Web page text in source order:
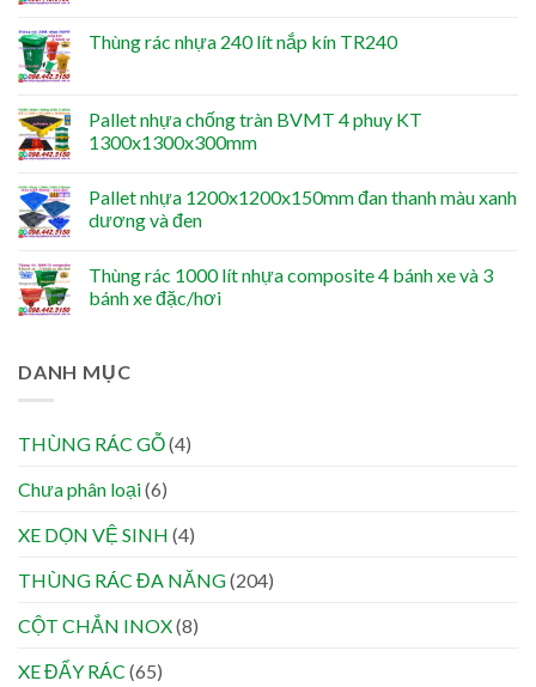
Thùng rác nhựa 240 lít nắp kín TR240
Pallet nhựa chống tràn BVMT 4 phuy KT
1300x1300x300mm
Pallet nhựa 1200x1200x150mm đan thanh màu xanh
dương và đen
Thùng rác 1000 lít nhựa composite 4 bánh xe và 3
bánh xe đặc/hơi
DANH MỤC
THÙNG RÁC GỖ(4)
Chưa phân loại(6)
XE DỌN VỆ SINH (4)
THÙNG RÁC ĐA NĂNG(204)
CỘT CHẮN INOX(8)
XE ĐẨY RÁC (65)